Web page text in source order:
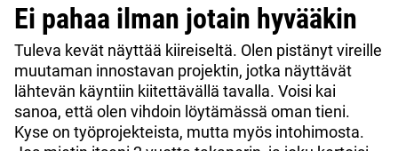
Ei pahaa ilman jotain hyvääkin
Tuleva kevät näyttää kiireiseltä. Olen pistänyt vireille
muutaman innostavan projektin, jotka näyttävät
lähtevän käyntiin kiitettävällä tavalla. Voisi kai
sanoa, että olen vihdoin löytämässä oman tieni.
Kyse on työprojekteista, mutta myös intohimosta.